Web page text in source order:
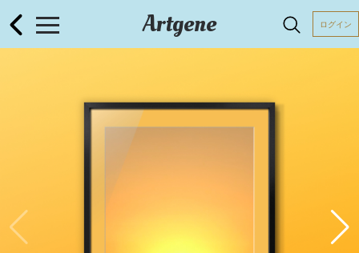
Artgene ログイン